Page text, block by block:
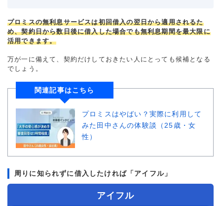
プロミスの無利息サービスは初回借入の翌日から適用されるた
め、契約日から数日後に借入した場合でも無利息期間を最大限に
活用できます。
万が一に備えて、契約だけしておきたい人にとっても候補となる
でしょう。
関連記事はこちら
プロミスはやばい？実際に利用して
みた田中さんの体験談（25歳・女
性）
周りに知られずに借入したければ「アイフル」
アイフル